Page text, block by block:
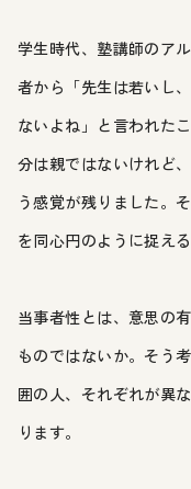
学生時代、塾講師のア
者から「先生は若いし
ないよね」と言われた
分は親ではないけれど
う感覚が残りました。
を同心円のように捉え
当事者性とは、意思の
ものではないか。そう
囲の人、それぞれが異
ります。